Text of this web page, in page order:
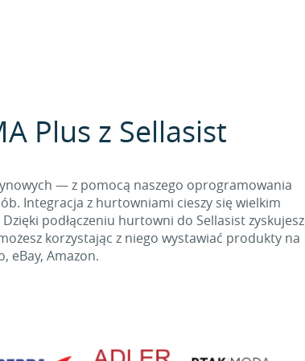
Plus z Sellasist
— z pomocą naszego oprogramowania
Integracja z hurtowniami cieszy się wielkim
podłączeniu hurtowni do Sellasist zyskujesz
korzystając z niego wystawiać produkty na
eBay, Amazon.